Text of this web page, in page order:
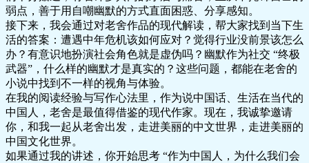
弱点，善于用自嘲幽默的方式直面困惑、分享感知。
接下来，我会通过对老舍作品的现代解读，帮大家找到当下生
活的答案：遭遇中年危机该如何应对？觉得行业没前景该怎么
办？有意识地扮演社会角色就是虚伪吗？幽默作为社交 “终极
武器”，什么样的幽默才是真实的？这些问题，都能在老舍的
小说中找到不一样的视角与体验。
在我的阅读经验与写作心法里，作为说中国话、生活在当代的
中国人，老舍是最值得借鉴的现代作家。现在，我诚挚邀请
你，和我一起从老舍出发，走进美丽的中文世界，走进美丽的
中国文化世界。
如果通过我的讲述，你开始思考 “作为中国人，为什么我们会